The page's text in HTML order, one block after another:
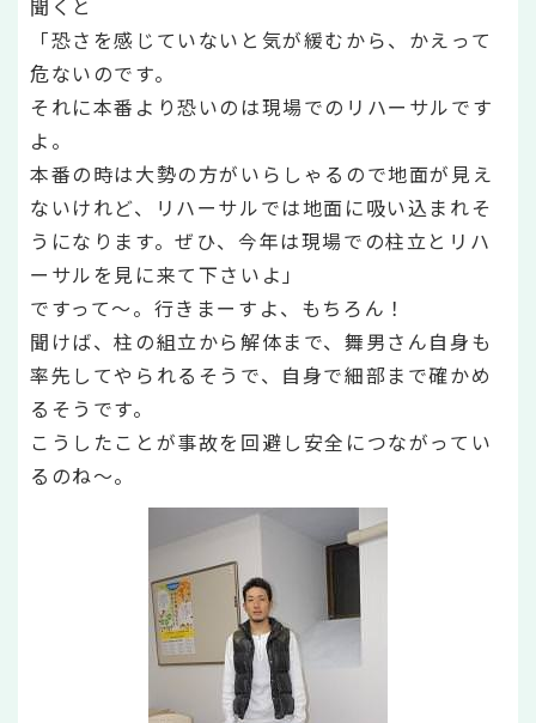
「恐さを感じていないと気が緩むから、かえって
危ないのです。
それに本番より恐いのは現場でのリハーサルです
よ。
本番の時は大勢の方がいらしゃるので地面が見え
ないけれど、リハーサルでは地面に吸い込まれそ
うになります。ぜひ、今年は現場での柱立とリハ
ーサルを見に来て下さいよ」
ですって～。行きまーすよ、もちろん！
聞けば、柱の組立から解体まで、舞男さん自身も
率先してやられるそうで、自身で細部まで確かめ
るそうです。
こうしたことが事故を回避し安全につながってい
るのね～。